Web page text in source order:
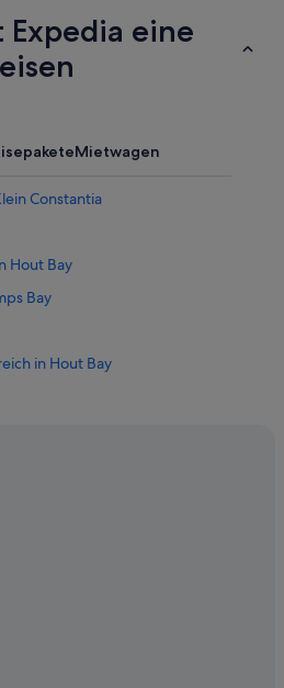
Expedia eine
Mietwagen
Constantia
Hout Bay
Bay
in Hout Bay
Bay
in Hout Bay